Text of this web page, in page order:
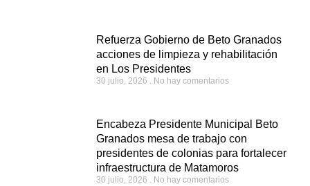
Refuerza Gobierno de Beto Granados
acciones de limpieza y rehabilitación
en Los Presidentes
30 julio, 2026 No hay comentarios
Encabeza Presidente Municipal Beto
Granados mesa de trabajo con
presidentes de colonias para fortalecer
infraestructura de Matamoros
30 julio, 2026 No hay comentarios